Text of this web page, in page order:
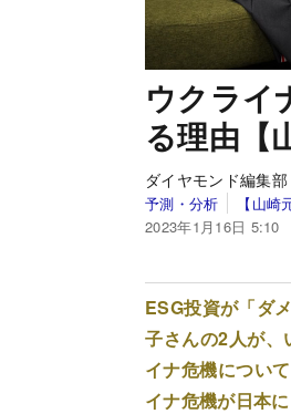
ウクライ
る理由【
ダイヤモンド編集部
予測・分析
【山
2023年1月16日 5:10
ESG投資が「ダ
子さんの2人が、
イナ危機につい
イナ危機が日本